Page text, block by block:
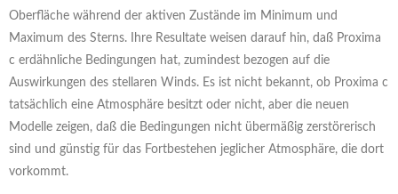
Oberfläche während der aktiven Zustände im Minimum und
Maximum des Sterns. Ihre Resultate weisen darauf hin, daß Proxima
c erdähnliche Bedingungen hat, zumindest bezogen auf die
Auswirkungen des stellaren Winds. Es ist nicht bekannt, ob Proxima c
tatsächlich eine Atmosphäre besitzt oder nicht, aber die neuen
Modelle zeigen, daß die Bedingungen nicht übermäßig zerstörerisch
sind und günstig für das Fortbestehen jeglicher Atmosphäre, die dort
vorkommt.